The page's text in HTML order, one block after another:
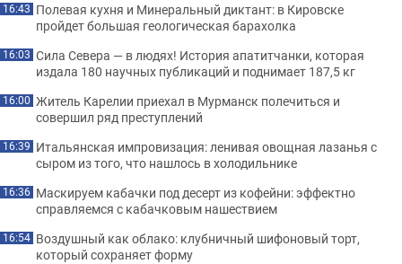
16:43 Полевая кухня и Минеральный диктант: в Кировске
пройдет большая геологическая барахолка
16:03 Сила Севера — в людях! История апатитчанки, которая
издала 180 научных публикаций и поднимает 187,5 кг
16:00 Житель Карелии приехал в Мурманск полечиться и
совершил ряд преступлений
16:39 Итальянская импровизация: ленивая овощная лазанья с
сыром из того, что нашлось в холодильнике
16:36 Маскируем кабачки под десерт из кофейни: эффектно
справляемся с кабачковым нашествием
16:54 Воздушный как облако: клубничный шифоновый торт,
который сохраняет форму